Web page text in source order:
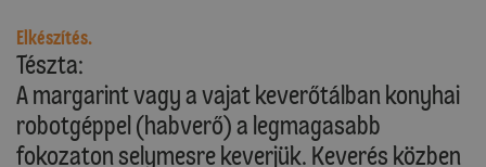
Elkészítés.
Tészta:
A margarint vagy a vajat keverőtálban konyhai
robotgéppel (habverő) a legmagasabb
fokozaton selymesre keverjük. Keverés közben